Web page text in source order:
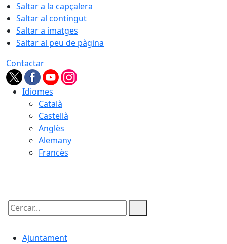
Saltar a la capçalera
Saltar al contingut
Saltar a imatges
Saltar al peu de pàgina
Contactar
Idiomes
Català
Castellà
Anglès
Alemany
Francès
Cercar:
Ajuntament